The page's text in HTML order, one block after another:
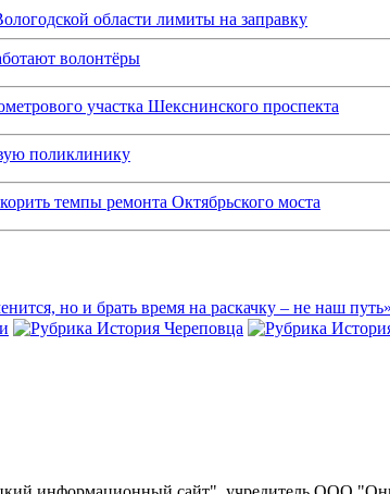
области лимиты на заправку
волонтёры
участка Шекснинского проспекта
поликлинику
темпы ремонта Октябрьского моста
но и брать время на раскачку – не наш путь»